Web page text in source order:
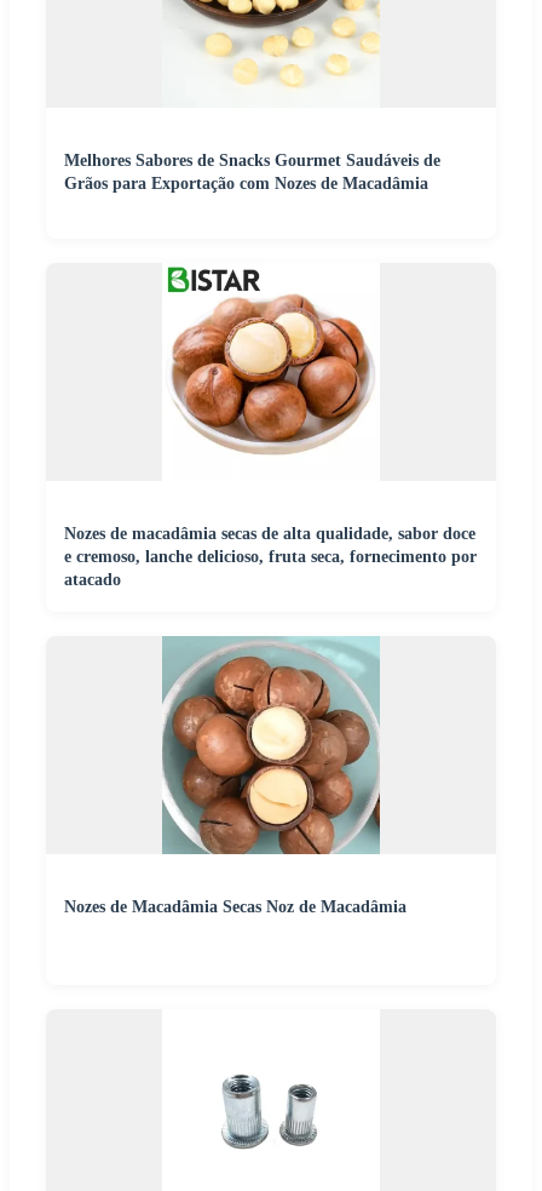
Melhores Sabores de Snacks Gourmet Saudáveis de
Grãos para Exportação com Nozes de Macadâmia
Nozes de macadâmia secas de alta qualidade, sabor doce
e cremoso, lanche delicioso, fruta seca, fornecimento por
atacado
Nozes de Macadâmia Secas Noz de Macadâmia